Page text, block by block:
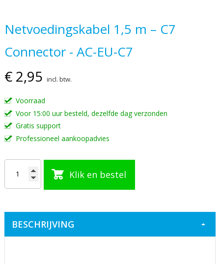
Ga
naar
het
van
de
afbeeldingen-
gallerij
Netvoedingskabel 1,5 m – C7
Connector - AC-EU-C7
€ 2,95 incl. btw.
Voorraad
Voor 15:00 uur besteld, dezelfde dag verzonden
Gratis support
Professioneel aankoopadvies
Klik en bestel
BESCHRIJVING